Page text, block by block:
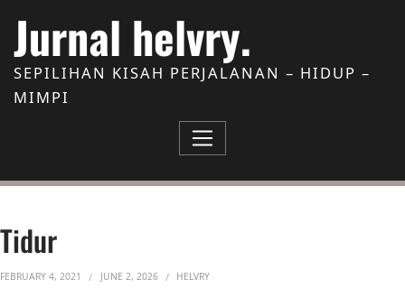
Jurnal helvry.
SEPILIHAN KISAH PERJALANAN – HIDUP –
MIMPI
Tidur
FEBRUARY 4, 2021 JUNE 2, 2026 HELVRY